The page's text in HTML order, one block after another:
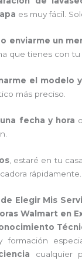
es muy fácil.
enviarme un
que tienes con tu
el modelo
más preciso.
fecha y hora
, estaré en tu
rápidamente.
Elegir Mis
Walmart en
formación
cualquier